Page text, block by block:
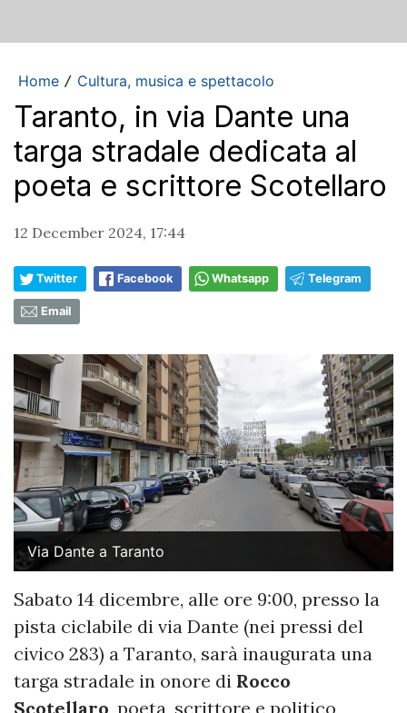
Home / Cultura, musica e spettacolo
Taranto, in via Dante una
targa stradale dedicata al
poeta e scrittore Scotellaro
12 December 2024, 17:44
Twitter Facebook Whatsapp Telegram
Email
Via Dante a Taranto
Sabato 14 dicembre, alle ore 9:00, presso la
pista ciclabile di via Dante (nei pressi del
civico 283) a Taranto, sarà inaugurata una
targa stradale in onore di Rocco
Scotellaro, poeta, scrittore e politico